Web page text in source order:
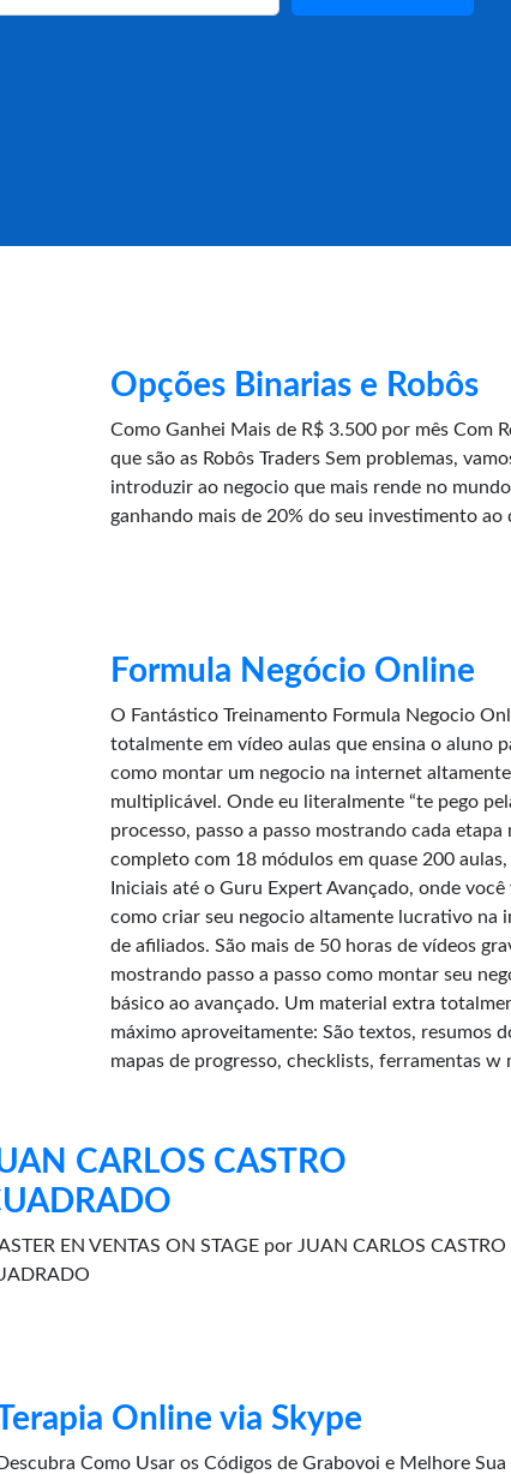
Opções Binarias e Robôs
Como Ganhei Mais de R$ 3.500 por mês Com
que são as Robôs Traders Sem problemas,
introduzir ao negocio que mais rende no
ganhando mais de 20% do seu investimento ao
Formula Negócio Online
O Fantástico Treinamento Formula Negocio
totalmente em vídeo aulas que ensina o aluno
como montar um negocio na internet
multiplicável. Onde eu literalmente “te pego
processo, passo a passo mostrando cada
completo com 18 módulos em quase 200
Iniciais até o Guru Expert Avançado, onde
como criar seu negocio altamente lucrativo na
de afiliados. São mais de 50 horas de vídeos
mostrando passo a passo como montar seu
básico ao avançado. Um material extra
máximo aproveitamente: São textos, resumos
mapas de progresso, checklists, ferramentas w
CARLOS CASTRO
EN VENTAS ON STAGE por JUAN CARLOS CASTRO
Online via Skype
Descubra Como Usar os Códigos de Grabovoi e Melhore Sua